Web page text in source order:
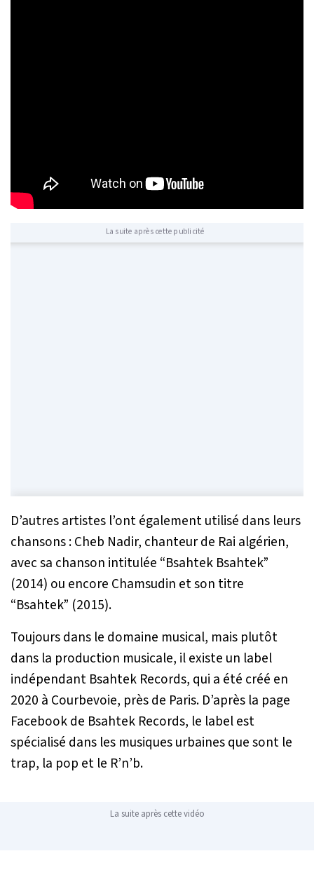
La suite après cette publicité
D’autres artistes l’ont également utilisé dans leurs
chansons : Cheb Nadir, chanteur de Rai algérien,
avec sa chanson intitulée “Bsahtek Bsahtek”
(2014) ou encore Chamsudin et son titre
“Bsahtek” (2015).
Toujours dans le domaine musical, mais plutôt
dans la production musicale, il existe un label
indépendant Bsahtek Records, qui a été créé en
2020 à Courbevoie, près de Paris. D’après la page
Facebook de Bsahtek Records, le label est
spécialisé dans les musiques urbaines que sont le
trap, la pop et le R’n’b.
La suite après cette vidéo